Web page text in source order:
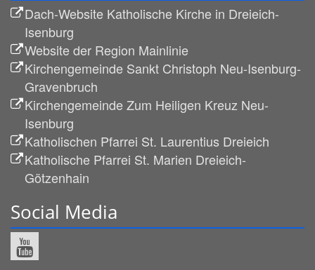
Dach-Website Katholische Kirche in Dreieich-
Isenburg
Website der Region Mainlinie
Kirchengemeinde Sankt Christoph Neu-Isenburg-
Gravenbruch
Kirchengemeinde Zum Heiligen Kreuz Neu-
Isenburg
Katholischen Pfarrei St. Laurentius Dreieich
Katholische Pfarrei St. Marien Dreieich-
Götzenhain
Social Media